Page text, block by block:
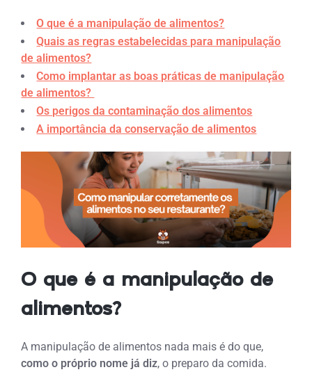
O que é a manipulação de alimentos?
Quais as regras estabelecidas para manipulação
de alimentos?
Como implantar as boas práticas de manipulação
de alimentos?
Os perigos da contaminação dos alimentos
A importância da conservação de alimentos
O que é a manipulação de
alimentos?
A manipulação de alimentos nada mais é do que,
como o próprio nome já diz, o preparo da comida.